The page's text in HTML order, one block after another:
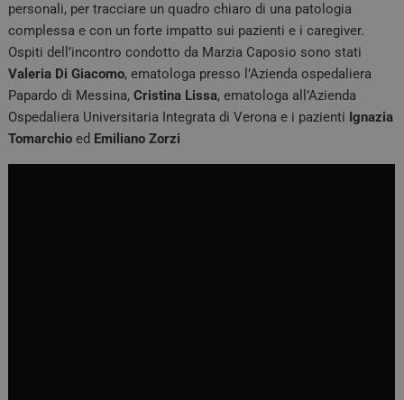
personali, per tracciare un quadro chiaro di una patologia
complessa e con un forte impatto sui pazienti e i caregiver.
Ospiti dell’incontro condotto da Marzia Caposio sono stati
Valeria Di Giacomo, ematologa presso l’Azienda ospedaliera
Papardo di Messina,Cristina Lissa, ematologa all’Azienda
Ospedaliera Universitaria Integrata di Verona e i pazienti Ignazia
Tomarchioed Emiliano Zorzi